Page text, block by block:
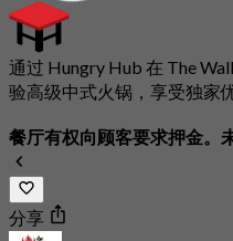
通过 Hungry Hub 在 The
验高级中式火锅，享受独家
餐厅有权向顾客要求押金。
分享